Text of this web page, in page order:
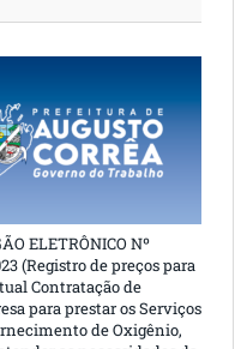
ELETRÔNICO Nº
(Registro de preços para
Contratação de
para prestar os Serviços
de Oxigênio,